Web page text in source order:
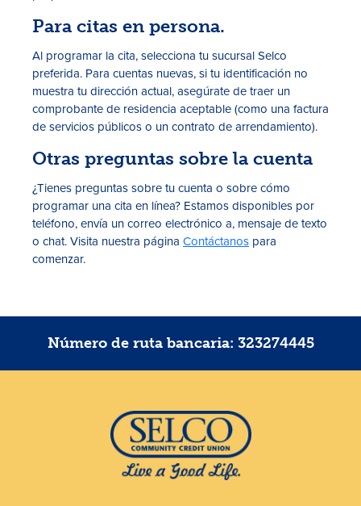
Para citas en persona.
Al programar la cita, selecciona tu sucursal Selco
preferida. Para cuentas nuevas, si tu identificación no
muestra tu dirección actual, asegúrate de traer un
comprobante de residencia aceptable (como una factura
de servicios públicos o un contrato de arrendamiento).
Otras preguntas sobre la cuenta
¿Tienes preguntas sobre tu cuenta o sobre cómo
programar una cita en línea? Estamos disponibles por
teléfono, envía un correo electrónico a, mensaje de texto
o chat. Visita nuestra página Contáctanos para
comenzar.
Número de ruta bancaria: 323274445